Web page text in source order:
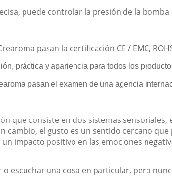
puede controlar la presión de la
pasan la certificación CE / EMC,
práctica y apariencia para todos los
pasan el examen de una agencia
que consiste en dos sistemas
cambio, el gusto es un sentido cercano
impacto positivo en las emociones
o escuchar una cosa en particular, pero